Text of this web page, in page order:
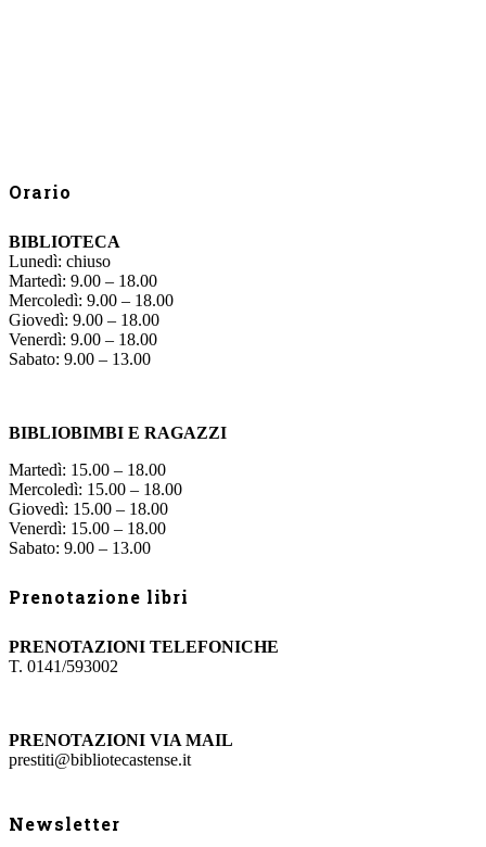
Orario
BIBLIOTECA
Lunedì: chiuso
Martedì: 9.00 – 18.00
Mercoledì: 9.00 – 18.00
Giovedì: 9.00 – 18.00
Venerdì: 9.00 – 18.00
Sabato: 9.00 – 13.00
BIBLIOBIMBI E RAGAZZI
Martedì: 15.00 – 18.00
Mercoledì: 15.00 – 18.00
Giovedì: 15.00 – 18.00
Venerdì: 15.00 – 18.00
Sabato: 9.00 – 13.00
Prenotazione libri
PRENOTAZIONI TELEFONICHE
T. 0141/593002
PRENOTAZIONI VIA MAIL
prestiti@bibliotecastense.it
Newsletter